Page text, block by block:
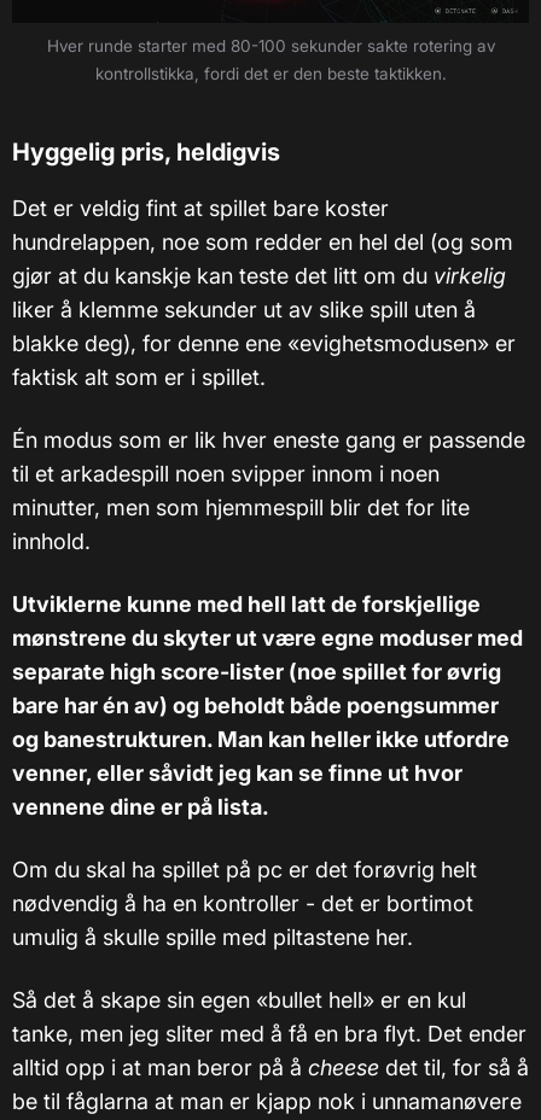
Hver runde starter med 80-100 sekunder sakte rotering av
kontrollstikka, fordi det er den beste taktikken.
Hyggelig pris, heldigvis
Det er veldig fint at spillet bare koster
hundrelappen, noe som redder en hel del (og som
gjør at du kanskje kan teste det litt om du virkelig
liker å klemme sekunder ut av slike spill uten å
blakke deg), for denne ene «evighetsmodusen» er
faktisk alt som er i spillet.
Én modus som er lik hver eneste gang er passende
til et arkadespill noen svipper innom i noen
minutter, men som hjemmespill blir det for lite
innhold.
Utviklerne kunne med hell latt de forskjellige
mønstrene du skyter ut være egne moduser med
separate high score-lister (noe spillet for øvrig
bare har én av) og beholdt både poengsummer
og banestrukturen. Man kan heller ikke utfordre
venner, eller såvidt jeg kan se finne ut hvor
vennene dine er på lista.
Om du skal ha spillet på pc er det forøvrig helt
nødvendig å ha en kontroller - det er bortimot
umulig å skulle spille med piltastene her.
Så det å skape sin egen «bullet hell» er en kul
tanke, men jeg sliter med å få en bra flyt. Det ender
alltid opp i at man beror på å cheese det til, for så å
be til fåglarna at man er kjapp nok i unnamanøvere